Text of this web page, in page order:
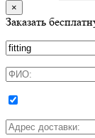
×
Заказать